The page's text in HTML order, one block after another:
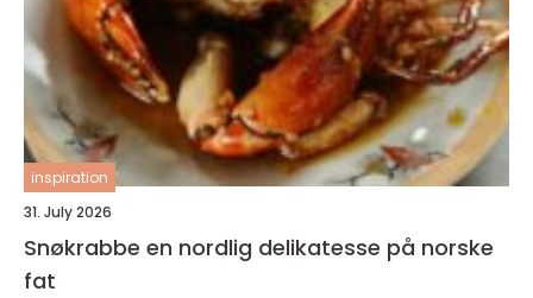
inspiration
31. July 2026
Snøkrabbe en nordlig delikatesse på norske
fat